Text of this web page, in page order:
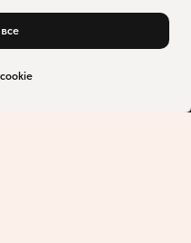
конфиденциальности